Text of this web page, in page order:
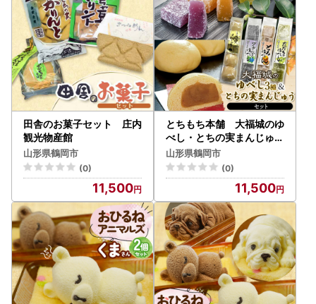
田舎のお菓子セット 庄内
観光物産館
山形県鶴岡市
(0)
11,500
とちもち本舗 大福城のゆ
べし・とちの実まんじゅう
セット A06-510
山形県鶴岡市
(0)
11,500